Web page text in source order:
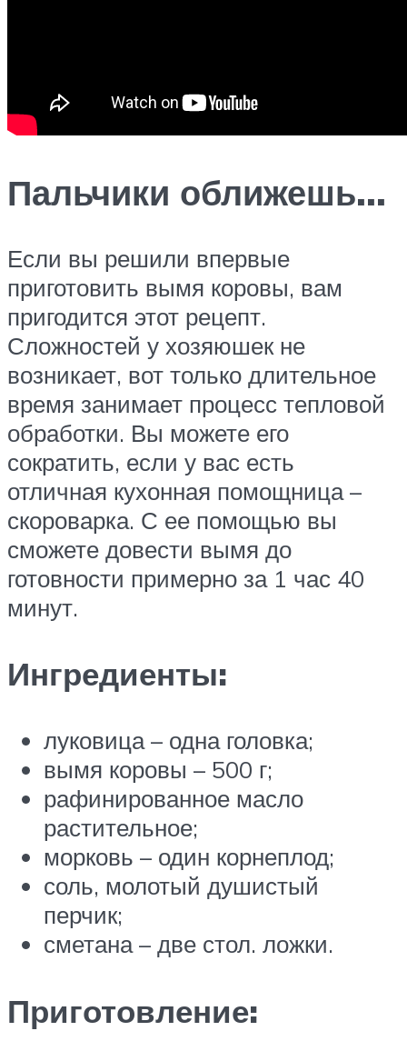
Пальчики оближешь…
Если вы решили впервые
приготовить вымя коровы, вам
пригодится этот рецепт.
Сложностей у хозяюшек не
возникает, вот только длительное
время занимает процесс тепловой
обработки. Вы можете его
сократить, если у вас есть
отличная кухонная помощница –
скороварка. С ее помощью вы
сможете довести вымя до
готовности примерно за 1 час 40
минут.
Ингредиенты:
луковица – одна головка;
вымя коровы – 500 г;
рафинированное масло
растительное;
морковь – один корнеплод;
соль, молотый душистый
перчик;
сметана – две стол. ложки.
Приготовление: